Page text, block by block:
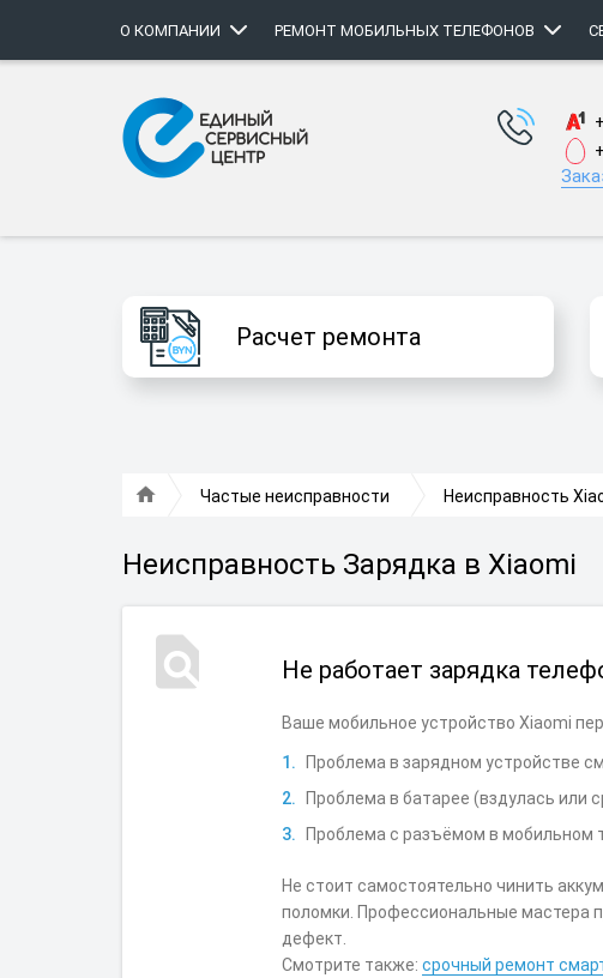
О КОМПАНИИ РЕМОНТ МОБИЛЬНЫХ ТЕЛЕФОНОВ
Расчет ремонта
Частые неисправности Неисправность
Неисправность Зарядка в Xiaomi
Не работает зарядка
Ваше мобильное устройство Xiaomi
Проблема в зарядном устройстве
Проблема в батарее (вздулась или
Проблема с разъёмом в мобильном
Не стоит самостоятельно чинить
поломки. Профессиональные мастера
дефект.
Смотрите также:срочный ремонт